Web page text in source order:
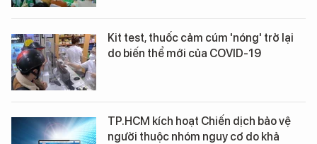
Kit test, thuốc cảm cúm 'nóng' trở lại
do biến thể mới của COVID-19
TP.HCM kích hoạt Chiến dịch bảo vệ
người thuộc nhóm nguy cơ do khả